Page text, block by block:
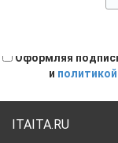
Оформляя
и
ITAITA.RU